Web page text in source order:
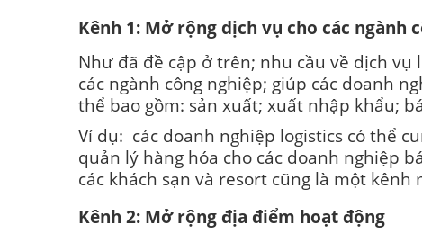
Kênh 1: Mở rộng dịch vụ cho các ngành
Như đã đề cập ở trên; nhu cầu về dịch
các ngành công nghiệp; giúp các doanh
thể bao gồm: sản xuất; xuất nhập khẩu;
Ví dụ: các doanh nghiệp logistics có thể
quản lý hàng hóa cho các doanh nghiệp
các khách sạn và resort cũng là một
Kênh 2: Mở rộng địa điểm hoạt động